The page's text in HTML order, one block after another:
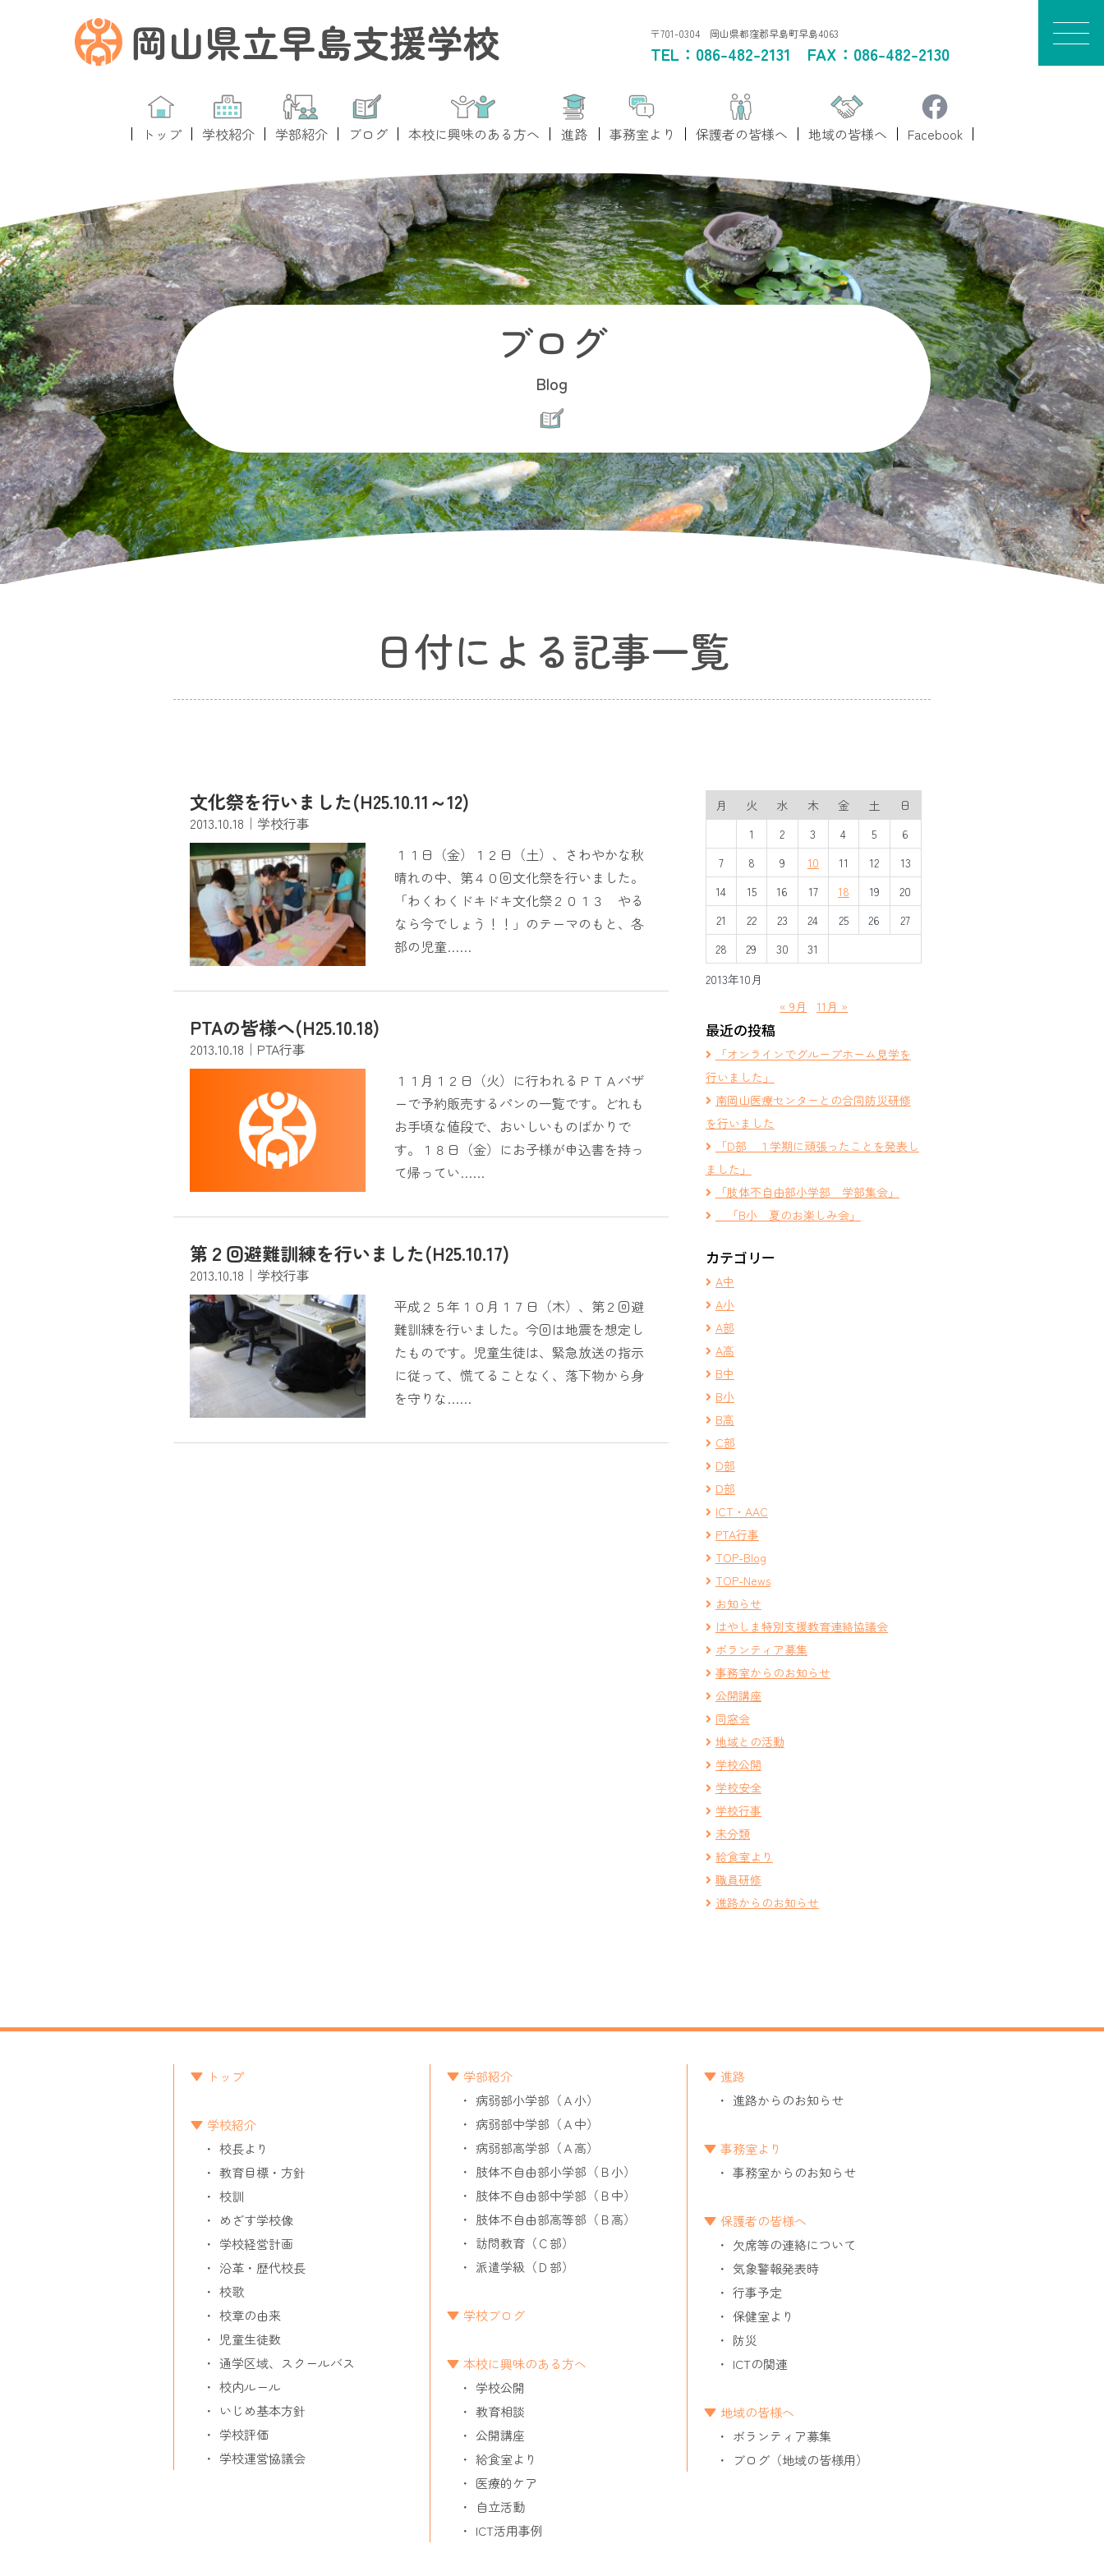
岡山県立早島支援学校 〒701-0304 岡山県都窪郡早島町早島4063
TEL： 086-482-2131 FAX：086-482-2130
トップ 学校紹介 学部紹介 ブログ 本校に興味のある方へ 進路 事務室より 保護者の皆様へ 地域の皆様へ Facebook
ブログ
Blog
日付による記事一覧
文化祭を行いました(H25.10.11～12)
2013.10.18 ｜学校行事
１１日（金）１２日（土）、さわやかな秋
晴れの中、第４０回文化祭を行いました。
「わくわくドキドキ文化祭２０１３ やる
なら今でしょう！！」のテーマのもと、各
部の児童……
PTAの皆様へ(H25.10.18)
2013.10.18 ｜PTA行事
１１月１２日（火）に行われるＰＴＡバザ
ーで予約販売するパンの一覧です。どれも
お手頃な値段で、おいしいものばかりで
す。１８日（金）にお子様が申込書を持っ
て帰ってい……
第２回避難訓練を行いました(H25.10.17)
2013.10.18 ｜学校行事
平成２５年１０月１７日（木）、第２回避
難訓練を行いました。今回は地震を想定し
たものです。児童生徒は、緊急放送の指示
に従って、慌てることなく、落下物から身
を守りな……
2013年10月
月 火 水 木 金 土
日
1
2 3 4 5
6
7
8 9 10 11 12
13
14
15 16 17 18 19
20
21
22 23 24 25 26
27
28
29 30 31
« 9月 11月 »
最近の投稿
「オンラインでグループホーム見学を
行いました」
南岡山医療センターとの合同防災研修
を行いました
「D部 １学期に頑張ったことを発表し
ました」
「肢体不自由部小学部 学部集会」
「B小 夏のお楽しみ会」
カテゴリー
A中
A小
A部
A高
B中
B小
B高
C部
D部
D部
ICT・AAC
PTA行事
TOP-Blog
TOP-News
お知らせ
はやしま特別支援教育連絡協議会
ボランティア募集
事務室からのお知らせ
公開講座
同窓会
地域との活動
学校公開
学校安全
学校行事
未分類
給食室より
職員研修
進路からのお知らせ
トップ
学校紹介
校長より
教育目標・方針
校訓
めざす学校像
学校経営計画
沿革・歴代校長
校歌
校章の由来
児童生徒数
通学区域、スクールバス
校内ルール
いじめ基本方針
学校評価
学校運営協議会
学部紹介
病弱部小学部（Ａ小）
病弱部中学部（Ａ中）
病弱部高学部（Ａ高）
肢体不自由部小学部（Ｂ小）
肢体不自由部中学部（Ｂ中）
肢体不自由部高等部（Ｂ高）
訪問教育（Ｃ部）
派遣学級（Ｄ部）
学校ブログ
本校に興味のある方へ
学校公開
教育相談
公開講座
給食室より
医療的ケア
自立活動
ICT活用事例
進路
進路からのお知らせ
事務室より
事務室からのお知らせ
保護者の皆様へ
欠席等の連絡について
気象警報発表時
行事予定
保健室より
防災
ICTの関連
地域の皆様へ
ボランティア募集
ブログ（地域の皆様用）